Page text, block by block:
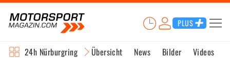
PLUS
24h Nürburgring Übersicht News Bilder Videos